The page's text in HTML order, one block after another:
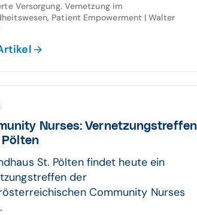
Versorgung, Vernetzung im
Patient Empowerment | Walter
Nurses: Vernetz­ungs­treffen
Pölten
St. Pölten findet heute ein
der
Community Nurses